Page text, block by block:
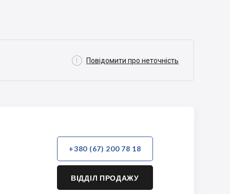
 Повідомити про неточність
+380 (67) 200 78 18
ВІДДІЛ ПРОДАЖУ